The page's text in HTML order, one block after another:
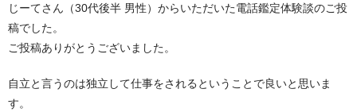
じーてさん（30代後半 男性）からいただいた電話鑑定体験談のご投
稿でした。
ご投稿ありがとうございました。
自立と言うのは独立して仕事をされるということで良いと思いま
す。